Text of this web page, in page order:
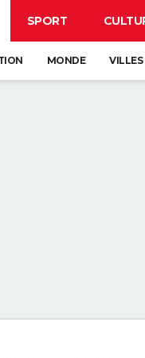
SPORT
MONDE VILLES